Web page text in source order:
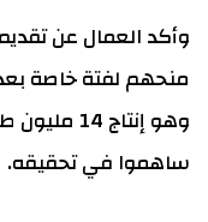
وأكد العمال عن
منحهم لفتة خاصة
وهو إنتاج
ساهموا في تحقيقه.